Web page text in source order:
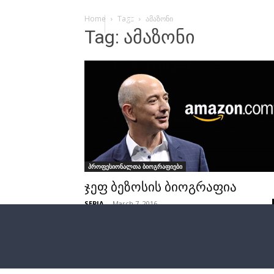
Home Tags ამაზონი
Tag: ამაზონი
პროფესიონალთა ბიოგრაფიები
ჯეფ ბეზოსის ბიოგრაფია
SEPIA - March 7, 2016